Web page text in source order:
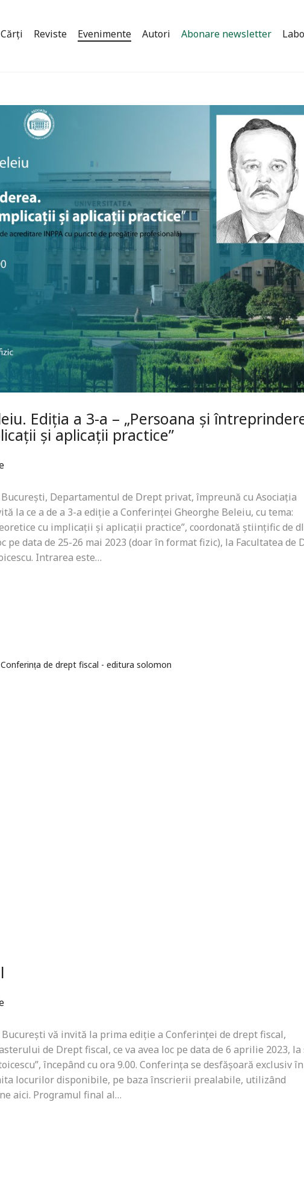
Cărți Reviste Evenimente Autori Abonare newsletter
Ediția a 3-a – „Persoana și
și aplicații practice”
Departamentul de Drept privat, împreună cu Asociația
la ce a de a 3-a ediție a Conferinței Gheorghe Beleiu, cu tema:
cu implicații și aplicații practice”, coordonată științific de
pe data de 25-26 mai 2023 (doar în format fizic), la Facultatea de
Intrarea este…
vă invită la prima ediție a Conferinței de drept fiscal,
de Drept fiscal, ce va avea loc pe data de 6 aprilie 2023, la
începând cu ora 9.00. Conferința se desfășoară exclusiv în
locurilor disponibile, pe baza înscrierii prealabile, utilizând
aici. Programul final al…